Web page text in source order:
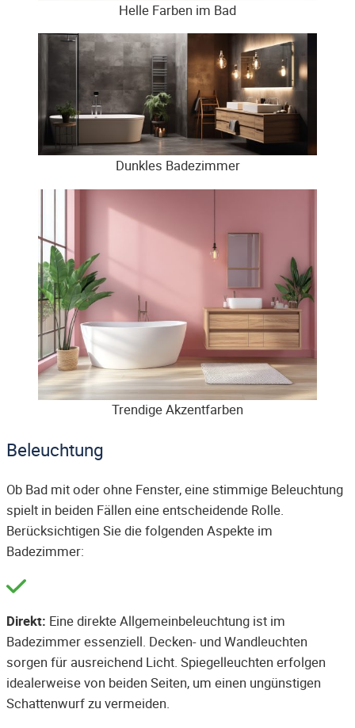
Helle Farben im Bad
Dunkles Badezimmer
Trendige Akzentfarben
Beleuchtung
Ob Bad mit oder ohne Fenster, eine stimmige Beleuchtung
spielt in beiden Fällen eine entscheidende Rolle.
Berücksichtigen Sie die folgenden Aspekte im
Badezimmer:
Direkt: Eine direkte Allgemeinbeleuchtung ist im
Badezimmer essenziell. Decken- und Wandleuchten
sorgen für ausreichend Licht. Spiegelleuchten erfolgen
idealerweise von beiden Seiten, um einen ungünstigen
Schattenwurf zu vermeiden.